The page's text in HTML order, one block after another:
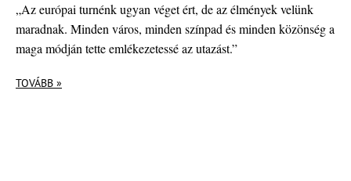
„Az európai turnénk ugyan véget ért, de az élmények velünk
maradnak. Minden város, minden színpad és minden közönség a
maga módján tette emlékezetessé az utazást.”
TOVÁBB »